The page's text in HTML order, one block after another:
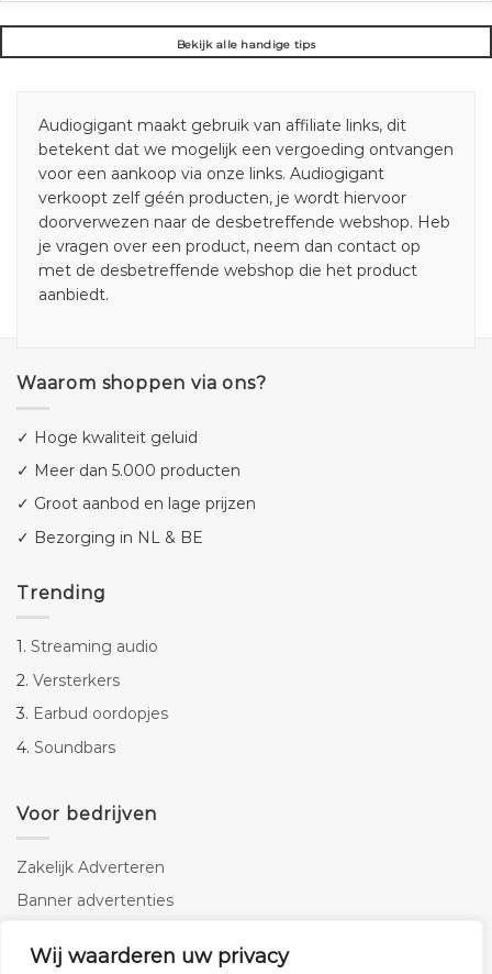
Wij waarderen uw privacy
Bekijk alle handige tips
Audiogigant maakt gebruik van affiliate links, dit
betekent dat we mogelijk een vergoeding ontvangen
voor een aankoop via onze links. Audiogigant
verkoopt zelf géén producten, je wordt hiervoor
doorverwezen naar de desbetreffende webshop. Heb
je vragen over een product, neem dan contact op
met de desbetreffende webshop die het product
aanbiedt.
Waarom shoppen via ons?
✓ Hoge kwaliteit geluid
✓ Meer dan 5.000 producten
✓ Groot aanbod en lage prijzen
✓ Bezorging in NL & BE
Trending
1. Streaming audio
2. Versterkers
3. Earbud oordopjes
4. Soundbars
Voor bedrijven
Zakelijk Adverteren
Banner advertenties
SEO copywriting